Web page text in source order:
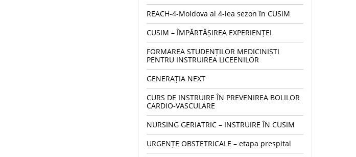
REACH-4-Moldova al 4-lea sezon în CUSIM
CUSIM – ÎMPĂRTĂȘIREA EXPERIENȚEI
FORMAREA STUDENȚILOR MEDICINIȘTI
PENTRU INSTRUIREA LICEENILOR
GENERAȚIA NEXT
CURS DE INSTRUIRE ÎN PREVENIREA BOLILOR
CARDIO-VASCULARE
NURSING GERIATRIC – INSTRUIRE ÎN CUSIM
URGENȚE OBSTETRICALE – etapa prespital